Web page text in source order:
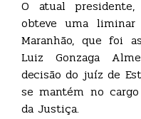
O atual presidente,
obteve uma
Maranhão, que foi
Luiz Gonzaga
decisão do juíz de
se mantém no
da Justiça.